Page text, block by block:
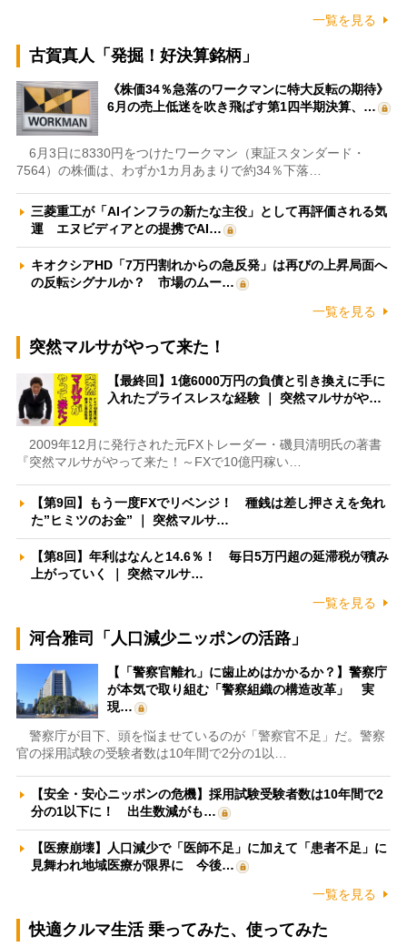
一覧を見る
古賀真人「発掘！好決算銘柄」
《株価34％急落のワークマンに特大反転の期待》
6月の売上低迷を吹き飛ばす第1四半期決算、…
6月3日に8330円をつけたワークマン（東証スタンダード・
7564）の株価は、わずか1カ月あまりで約34％下落…
三菱重工が「AIインフラの新たな主役」として再評価される気
運 エヌビディアとの提携でAI…
キオクシアHD「7万円割れからの急反発」は再びの上昇局面へ
の反転シグナルか？ 市場のムー…
一覧を見る
突然マルサがやって来た！
【最終回】1億6000万円の負債と引き換えに手に
入れたプライスレスな経験 ｜ 突然マルサがや…
2009年12月に発行された元FXトレーダー・磯貝清明氏の著書
『突然マルサがやって来た！～FXで10億円稼い…
【第9回】もう一度FXでリベンジ！ 種銭は差し押さえを免れ
た”ヒミツのお金” ｜ 突然マルサ…
【第8回】年利はなんと14.6％！ 毎日5万円超の延滞税が積み
上がっていく ｜ 突然マルサ…
一覧を見る
河合雅司「人口減少ニッポンの活路」
【「警察官離れ」に歯止めはかかるか？】警察庁
が本気で取り組む「警察組織の構造改革」 実
現…
警察庁が目下、頭を悩ませているのが「警察官不足」だ。警察
官の採用試験の受験者数は10年間で2分の1以…
【安全・安心ニッポンの危機】採用試験受験者数は10年間で2
分の1以下に！ 出生数減がも…
【医療崩壊】人口減少で「医師不足」に加えて「患者不足」に
見舞われ地域医療が限界に 今後…
一覧を見る
快適クルマ生活 乗ってみた、使ってみた